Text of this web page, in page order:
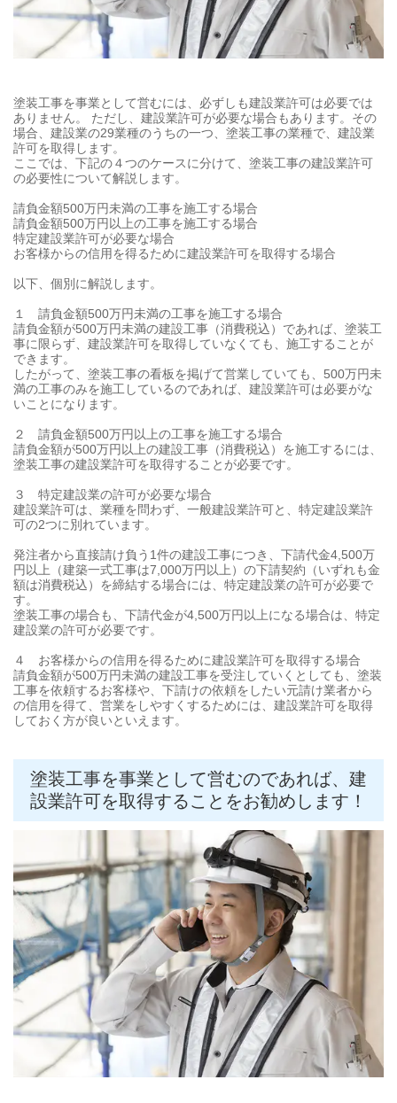
塗装工事を事業として営むには、必ずしも建設業許可は必要では
ありません。 ただし、建設業許可が必要な場合もあります。その
場合、建設業の29業種のうちの一つ、塗装工事の業種で、建設業
許可を取得します。
ここでは、下記の４つのケースに分けて、塗装工事の建設業許可
の必要性について解説します。
請負金額500万円未満の工事を施工する場合
請負金額500万円以上の工事を施工する場合
特定建設業許可が必要な場合
お客様からの信用を得るために建設業許可を取得する場合
以下、個別に解説します。
１ 請負金額500万円未満の工事を施工する場合
請負金額が500万円未満の建設工事（消費税込）であれば、塗装工
事に限らず、建設業許可を取得していなくても、施工することが
できます。
したがって、塗装工事の看板を掲げて営業していても、500万円未
満の工事のみを施工しているのであれば、建設業許可は必要がな
いことになります。
２ 請負金額500万円以上の工事を施工する場合
請負金額が500万円以上の建設工事（消費税込）を施工するには、
塗装工事の建設業許可を取得することが必要です。
３ 特定建設業の許可が必要な場合
建設業許可は、業種を問わず、一般建設業許可と、特定建設業許
可の2つに別れています。
発注者から直接請け負う1件の建設工事につき、下請代金4,500万
円以上（建築一式工事は7,000万円以上）の下請契約（いずれも金
額は消費税込）を締結する場合には、特定建設業の許可が必要で
す。
塗装工事の場合も、下請代金が4,500万円以上になる場合は、特定
建設業の許可が必要です。
４ お客様からの信用を得るために建設業許可を取得する場合
請負金額が500万円未満の建設工事を受注していくとしても、塗装
工事を依頼するお客様や、下請けの依頼をしたい元請け業者から
の信用を得て、営業をしやすくするためには、建設業許可を取得
しておく方が良いといえます。
塗装工事を事業として営むのであれば、建
設業許可を取得することをお勧めします！